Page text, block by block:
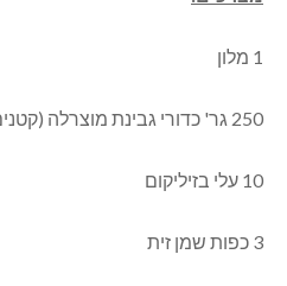
1 מלון
250 גר' כדורי גבינת מוצרלה (קטנים)
10 עלי בזיליקום
3 כפות שמן זית